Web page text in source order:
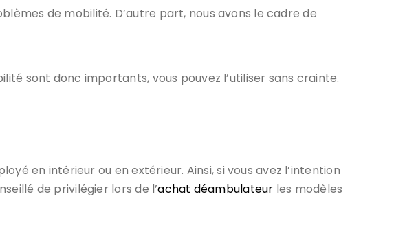
de mobilité. D’autre part, nous avons le cadre de
sont donc importants, vous pouvez l’utiliser sans crainte.
en intérieur ou en extérieur. Ainsi, si vous avez l’intention
de privilégier lors de l’achat déambulateur les modèles